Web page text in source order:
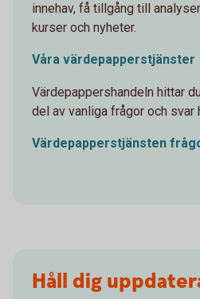
innehav, få tillgång till
kurser och nyheter.
Våra värdepapperstjänster
Värdepappershandeln hittar
del av vanliga frågor och svar
Värdepapperstjänsten
Håll dig